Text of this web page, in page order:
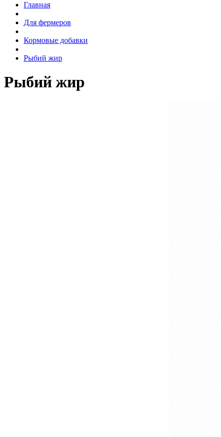
Главная
Для фермеров
Кормовые добавки
Рыбий жир
Рыбий жир